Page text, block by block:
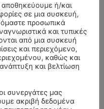
αποθηκεύουμε ή/και
σε μια συσκευή,
προσωπικά
και τυπικές
από μια συσκευή
και περιεχόμενο,
καθώς και
και βελτίωση
συνεργάτες μας
ακριβή δεδομένα